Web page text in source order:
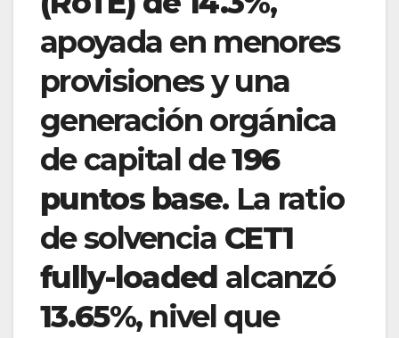
apoyada en menores
provisiones y una
generación orgánica
de capital de196
puntos base. La ratio
de solvencia CET1
fully-loaded alcanzó
13.65%, nivel que